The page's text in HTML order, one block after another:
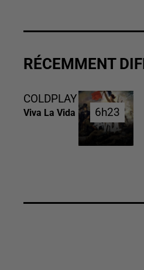
RÉCEMMENT
COLDPLAY
Viva La Vida 6h23
6h23